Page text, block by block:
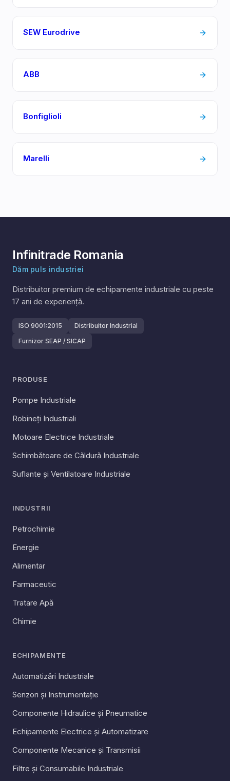
SEW Eurodrive
ABB
Bonfiglioli
Marelli
Infinitrade Romania
Dăm puls industriei
Distribuitor premium de echipamente industriale cu peste
17 ani de experiență.
ISO 9001:2015
Distribuitor Industrial
Furnizor SEAP / SICAP
PRODUSE
Pompe Industriale
Robineți Industriali
Motoare Electrice Industriale
Schimbătoare de Căldură Industriale
Suflante și Ventilatoare Industriale
INDUSTRII
Petrochimie
Energie
Alimentar
Farmaceutic
Tratare Apă
Chimie
ECHIPAMENTE
Automatizări Industriale
Senzori și Instrumentație
Componente Hidraulice și Pneumatice
Echipamente Electrice și Automatizare
Componente Mecanice și Transmisii
Filtre și Consumabile Industriale